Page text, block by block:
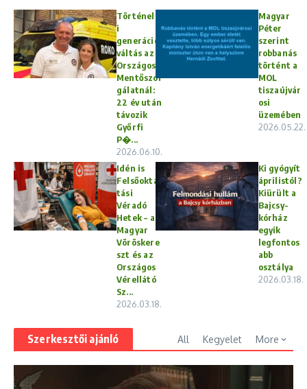
Történelm
i
generáció
váltás az
Országos
Mentőszol
gálatnál:
22 év után
távozik
Győrfi
P�...
2026.06.10.
Magyar
Péter
szerint
robbanás
történt a
MOL
tiszaújvár
osi
üzemében
2026.05.22.
Idén is
Felsőokta
tási
Véradó
Hetek – a
Magyar
Vöröskere
szt és az
Országos
Vérellátó
Sz...
2026.03.18.
Ki gyógyít
áprilistól?
Kiürült a
Bajcsy-
kórház
egyik
legfontos
abb
osztálya
2026.03.18.
Szerkesztői ajánló All Kegyelet More